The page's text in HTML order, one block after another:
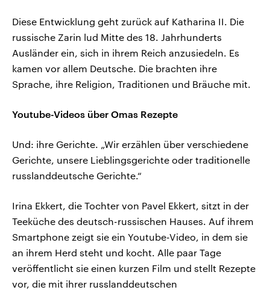
Diese Entwicklung geht zurück auf Katharina II. Die
russische Zarin lud Mitte des 18. Jahrhunderts
Ausländer ein, sich in ihrem Reich anzusiedeln. Es
kamen vor allem Deutsche. Die brachten ihre
Sprache, ihre Religion, Traditionen und Bräuche mit.
Youtube-Videos über Omas Rezepte
Und: ihre Gerichte. „Wir erzählen über verschiedene
Gerichte, unsere Lieblingsgerichte oder traditionelle
russlanddeutsche Gerichte.“
Irina Ekkert, die Tochter von Pavel Ekkert, sitzt in der
Teeküche des deutsch-russischen Hauses. Auf ihrem
Smartphone zeigt sie ein Youtube-Video, in dem sie
an ihrem Herd steht und kocht. Alle paar Tage
veröffentlicht sie einen kurzen Film und stellt Rezepte
vor, die mit ihrer russlanddeutschen